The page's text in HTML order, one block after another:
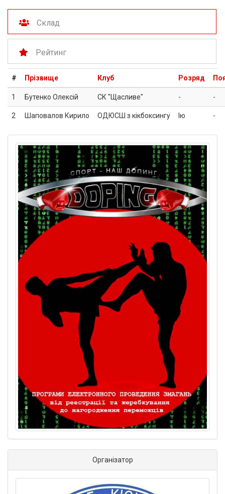
Склад
Рейтинг
# Прізвище Клуб Розряд
1 Бутенко Олексій СК "Щасливе" - -
2 Шаповалов Кирило ОДЮСШ з кікбоксингу Iю -
Організатор